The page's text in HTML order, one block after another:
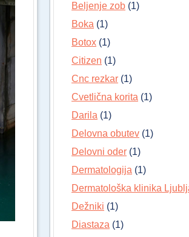
Beljenje zob (1)
Boka (1)
Botox (1)
Citizen (1)
Cnc rezkar (1)
Cvetlična korita (1)
Darila (1)
Delovna obutev (1)
Delovni oder (1)
Dermatologija (1)
Dermatološka klinika
Dežniki (1)
Diastaza (1)